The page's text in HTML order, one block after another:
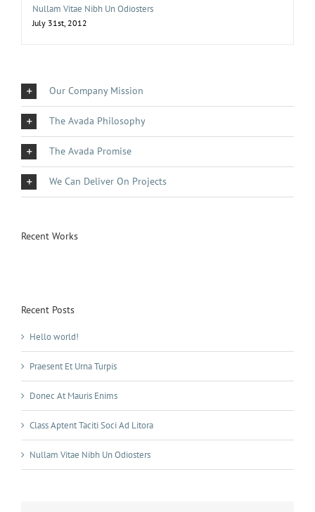
Nullam Vitae Nibh Un Odiosters
July 31st, 2012
Our Company Mission
The Avada Philosophy
The Avada Promise
We Can Deliver On Projects
Recent Works
Recent Posts
Hello world!
Praesent Et Urna Turpis
Donec At Mauris Enims
Class Aptent Taciti Soci Ad Litora
Nullam Vitae Nibh Un Odiosters